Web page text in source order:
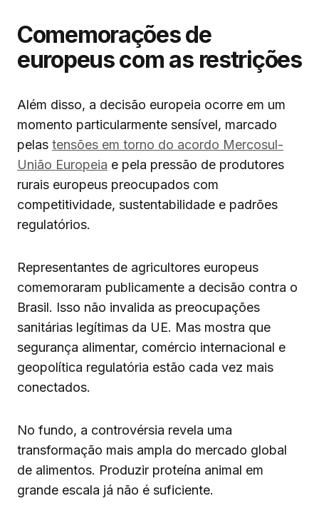
Comemorações de
europeus com as restrições
Além disso, a decisão europeia ocorre em um
momento particularmente sensível, marcado
pelas tensões em torno do acordo Mercosul-
União Europeia e pela pressão de produtores
rurais europeus preocupados com
competitividade, sustentabilidade e padrões
regulatórios.
Representantes de agricultores europeus
comemoraram publicamente a decisão contra o
Brasil. Isso não invalida as preocupações
sanitárias legítimas da UE. Mas mostra que
segurança alimentar, comércio internacional e
geopolítica regulatória estão cada vez mais
conectados.
No fundo, a controvérsia revela uma
transformação mais ampla do mercado global
de alimentos. Produzir proteína animal em
grande escala já não é suficiente.